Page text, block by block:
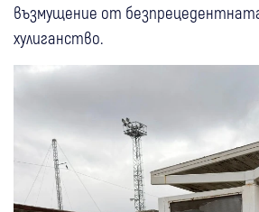
възмущение от
хулиганство.